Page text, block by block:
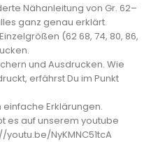
Nähanleitung von Gr. 62–
ganz genau erklärt.
(62 68, 74, 80, 86,
und Ausdrucken. Wie
erfährst Du im Punkt
Erklärungen.
es auf unserem youtube
youtu.be/NyKMNC51tcA